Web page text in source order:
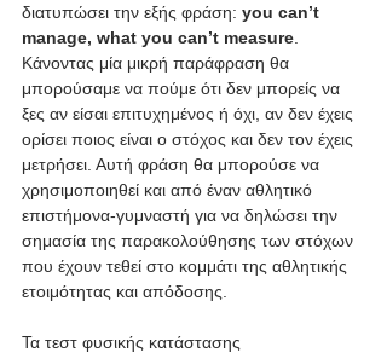
διατυπώσει την εξής φράση: you can’t
manage, what you can’t measure
Κάνοντας μία μικρή παράφραση θα
μπορούσαμε να πούμε ότι δεν μπορείς να
ξες αν είσαι επιτυχημένος ή όχι, αν δεν έχεις
ορίσει ποιος είναι ο στόχος και δεν τον έχεις
μετρήσει. Αυτή φράση θα μπορούσε να
χρησιμοποιηθεί και από έναν αθλητικό
επιστήμονα-γυμναστή για να δηλώσει την
σημασία της παρακολούθησης των στόχων
που έχουν τεθεί στο κομμάτι της αθλητικής
ετοιμότητας και απόδοσης.
Τα τεστ φυσικής κατάστασης